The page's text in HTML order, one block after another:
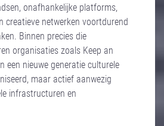
onafhankelijke platforms,
creatieve netwerken voortdurend
Binnen precies die
organisaties zoals Keep an
een nieuwe generatie culturele
maar actief aanwezig
infrastructuren en